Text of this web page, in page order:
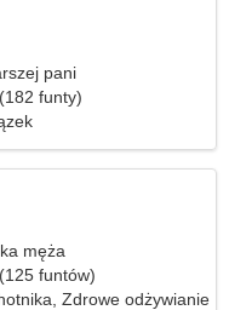
pani
funty)
męża
funtów)
Zdrowe odżywianie